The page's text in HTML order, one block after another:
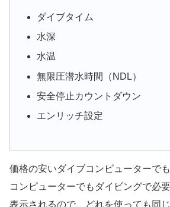
ダイブタイム
水深
水温
無限圧潜水時間（NDL）
安全停止カウントダウン
エンリッチ設定
価格の安いダイブコンピューターで
コンピューターでもダイビングで必
表示されるので、どれを使っても同じ